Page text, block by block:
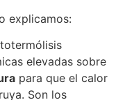
explicamos:
elevadas sobre
para que el calor
Son los